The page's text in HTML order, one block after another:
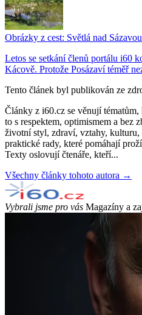
Obrázky z cest: Světlá nad
Letos se setkání členů portálu i60
Kácově. Protože Posázaví téměř
Tento článek byl publikován ze
Články z i60.cz se věnují
to s respektem, optimismem a bez
životní styl, zdraví, vztahy, kulturu,
praktické rady, které pomáhají
Texty oslovují čtenáře, kteří...
Všechny články tohoto autora →
Vybrali jsme pro vás Magazíny a